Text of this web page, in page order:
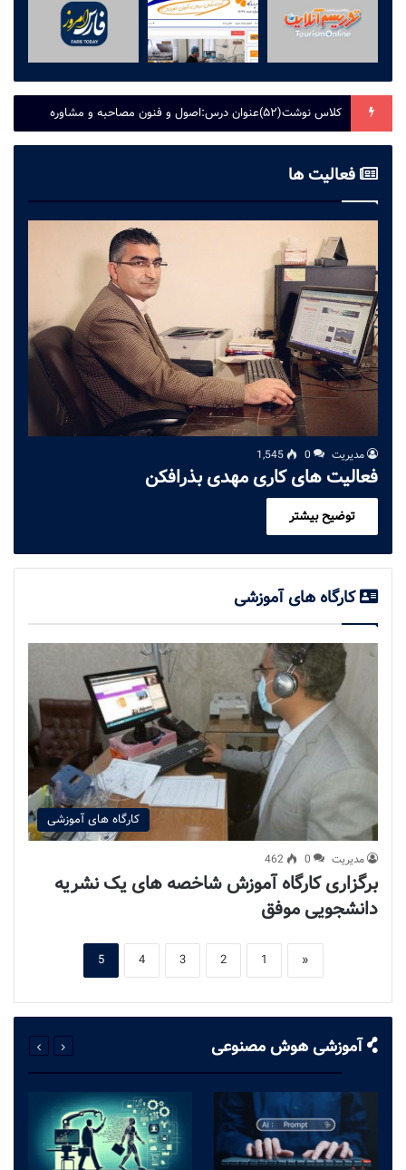
کلاس نوشت(۵۲)عنوان درس:اصول و فنون مصاحبه و مشاوره
فعالیت ها
مدیریت 0
1,545
فعالیت های کاری مهدی بذرافکن
توضیح بیشتر
کارگاه های آموزشی
کارگاه های آموزشی
مدیریت 0
462
برگزاری کارگاه آموزش شاخصه های یک نشریه
دانشجویی موفق
«
1
2
3
4
5
آموزشی هوش مصنوعی